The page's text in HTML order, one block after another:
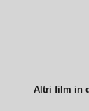
Altri film in